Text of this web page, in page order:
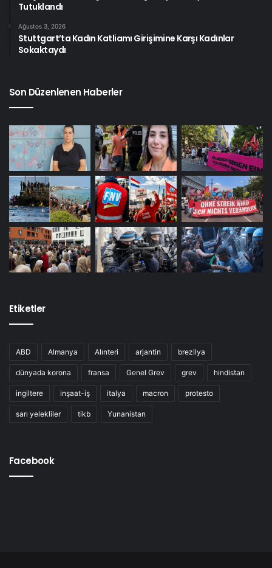
Tutuklandı
Ağustos 3, 2026
Stuttgart’ta Kadın Katliamı Girişimine Karşı Kadınlar
Sokaktaydı
Son Düzenlenen Haberler
Etiketler
ABD Almanya Alınteri arjantin brezilya
dünyada korona fransa Genel Grev grev hindistan
ingiltere inşaat-iş italya macron protesto
sarı yelekliler tikb Yunanistan
Facebook